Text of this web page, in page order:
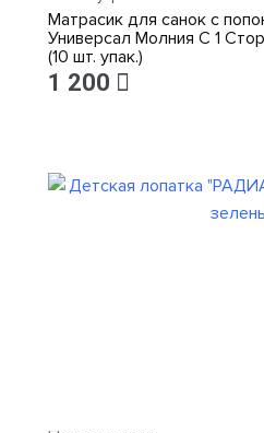
Матрасик для санок с
Универсал Молния С 1
(10 шт. упак.)
1 200